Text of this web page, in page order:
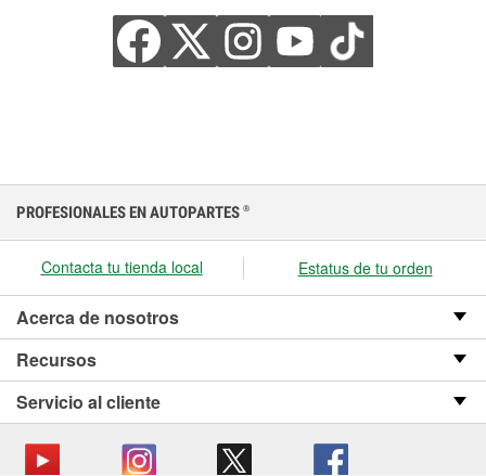
PROFESIONALES EN AUTOPARTES ®
Contacta tu tienda local Estatus de tu orden
Acerca de nosotros
Recursos
Servicio al cliente